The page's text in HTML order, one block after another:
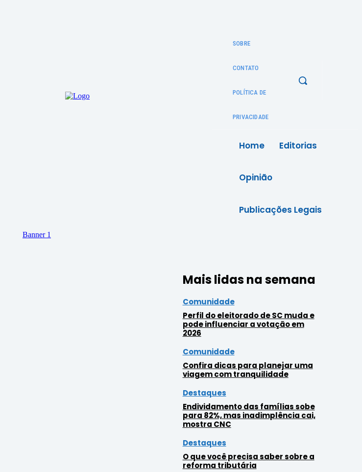
SOBRE
CONTATO
POLÍTICA DE
PRIVACIDADE
Home Editorias
Opinião
Publicações Legais
Mais lidas na semana
Comunidade
Perfil do eleitorado de SC muda e
pode influenciar a votação em
2026
Comunidade
Confira dicas para planejar uma
viagem com tranquilidade
Destaques
Endividamento das famílias sobe
para 82%, mas inadimplência cai,
mostra CNC
Destaques
O que você precisa saber sobre a
reforma tributária